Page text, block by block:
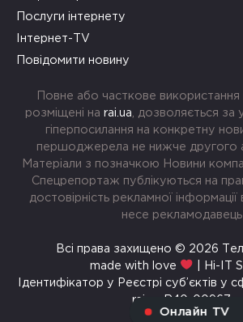
Онлайн TV
Послуги інтернету
Інтернет-TV
Повідомити новину
Повне або часткове використання
розміщені на rai.ua , дозволяється за
гіперпосилання на конкретну
першоджерела не нижче другого
Матеріали з позначкою Новини
Спецрепортаж публікуються на
достовірність рекламної інформації
несе рекламодавець
Всі права захищено © 2026
made with love
| Hi-IT
Ідентифікатор у Реєстрі суб’єктів у
rai.ua R40-00967